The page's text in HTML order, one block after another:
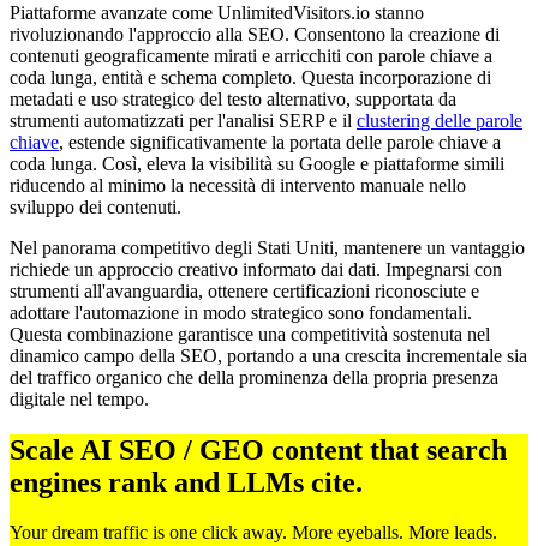
Piattaforme avanzate come UnlimitedVisitors.io stanno
rivoluzionando l'approccio alla SEO. Consentono la creazione di
contenuti geograficamente mirati e arricchiti con parole chiave a
coda lunga, entità e schema completo. Questa incorporazione di
metadati e uso strategico del testo alternativo, supportata da
strumenti automatizzati per l'analisi SERP e il clustering delle parole
chiave, estende significativamente la portata delle parole chiave a
coda lunga. Così, eleva la visibilità su Google e piattaforme simili
riducendo al minimo la necessità di intervento manuale nello
sviluppo dei contenuti.
Nel panorama competitivo degli Stati Uniti, mantenere un vantaggio
richiede un approccio creativo informato dai dati. Impegnarsi con
strumenti all'avanguardia, ottenere certificazioni riconosciute e
adottare l'automazione in modo strategico sono fondamentali.
Questa combinazione garantisce una competitività sostenuta nel
dinamico campo della SEO, portando a una crescita incrementale sia
del traffico organico che della prominenza della propria presenza
digitale nel tempo.
Scale AI SEO / GEO content that search
engines rank and LLMs cite.
Your dream traffic is one click away. More eyeballs. More leads.